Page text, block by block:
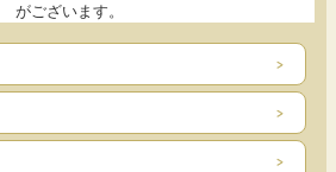
がございます。